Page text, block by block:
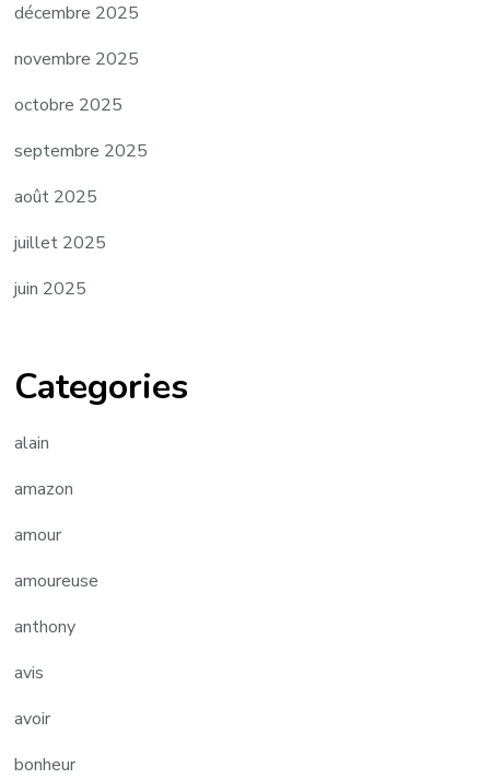
décembre 2025
novembre 2025
octobre 2025
septembre 2025
août 2025
juillet 2025
juin 2025
Categories
alain
amazon
amour
amoureuse
anthony
avis
avoir
bonheur